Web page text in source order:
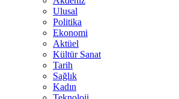
Ulusal
Politika
Ekonomi
Aktüel
Kültür Sanat
Tarih
Sağlık
Kadın